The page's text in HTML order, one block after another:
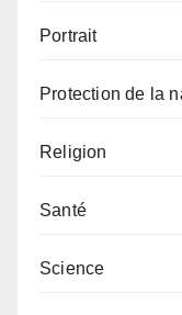
Portrait
Protection de la
Religion
Santé
Science